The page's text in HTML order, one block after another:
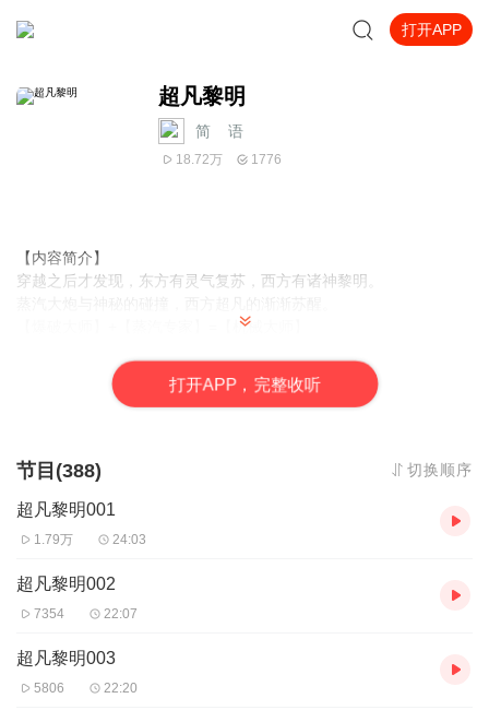
打开APP
超凡黎明
简__语
18.72万 1776
【内容简介】
穿越之后才发现，东方有灵气复苏，西方有诸神黎明。
【爆破大师】+【蒸汽专家】=【机械大师】
各种各样的进阶、转职与隐藏职业，还有永无止境的探索。
当西方的神秘渐渐展开，古老的诸神渐渐复苏，一个充满新鲜感的
作者：文抄公，
主播：简__语
【购买须知】
1、本作品为付费有声书，前58集为免费试听，购买成功后，即可收
2、版权归原作者所有，严禁翻录成任何形式，严禁在任何第三方平
台传播，违者将追究其法律责任。
3、如在充值／购买环节遇到问题，您可通过页面右上方按钮，将页
打开APP，完整收听
节目(388) 切换顺序
超凡黎明001
1.79万 24:03
超凡黎明002
7354 22:07
超凡黎明003
5806 22:20